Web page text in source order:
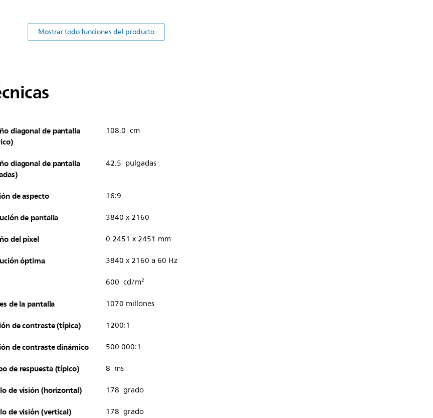
Mostrar todo funciones del producto
diagonal de pantalla
108.0 cm
diagonal de pantalla
42.5 pulgadas
de aspecto 16:9
de pantalla 3840 x 2160
del píxel 0.2451 x 2451 mm
óptima 3840 x 2160 a 60 Hz
600 cd/m²
de la pantalla 1070 millones
de contraste (típica) 1200:1
de contraste dinámico 500.000:1
de respuesta (típico) 8 ms
de visión (horizontal) 178 grado
de visión (vertical) 178 grado